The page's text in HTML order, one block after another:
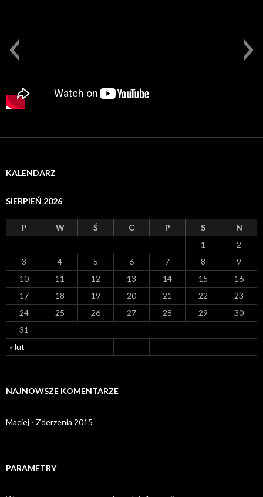
KALENDARZ
SIERPIEŃ 2026
P W Ś C P S N
« lut
1
2
3
4 5 6 7 8
9
10
11 12 13 14 15
16
17
18 19 20 21 22
23
24
25 26 27 28 29
30
31
NAJNOWSZE KOMENTARZE
Maciej - Zderzenia 2015
PARAMETRY